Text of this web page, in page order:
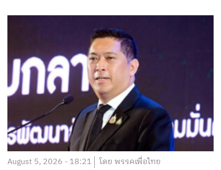
August 5, 2026 - 18:21 โดย พรรคเพื่อไทย